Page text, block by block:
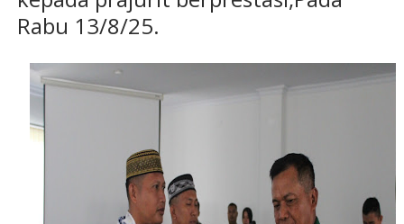
Rabu 13/8/25.